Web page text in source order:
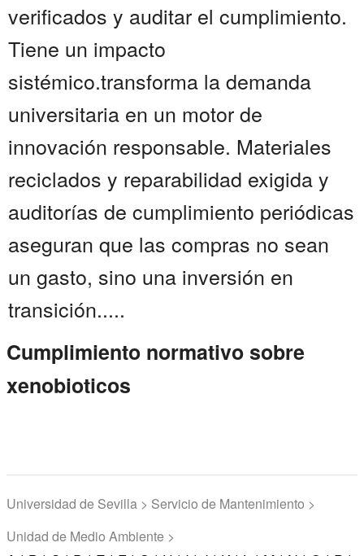
verificados y auditar el cumplimiento.
Tiene un impacto
sistémico.transforma la demanda
universitaria en un motor de
innovación responsable. Materiales
reciclados y reparabilidad exigida y
auditorías de cumplimiento periódicas
aseguran que las compras no sean
un gasto, sino una inversión en
transición.....
Cumplimiento normativo sobre
xenobioticos
Universidad de Sevilla > Servicio de Mantenimiento >
Unidad de Medio Ambiente >